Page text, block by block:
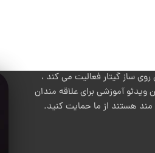
ساز گیتار فعالیت می کند ،
ویدئو آموزشی برای علاقه مندان
مند هستند از ما حمایت کنید.